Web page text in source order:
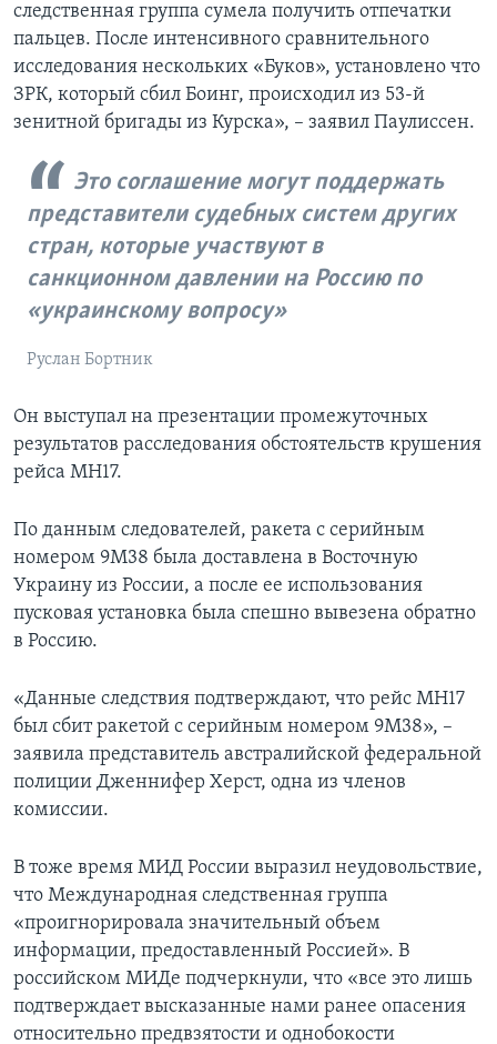
следственная группа сумела получить отпечатки
пальцев. После интенсивного сравнительного
исследования нескольких «Буков», установлено что
ЗРК, который сбил Боинг, происходил из 53-й
зенитной бригады из Курска», – заявил Паулиссен.
Это соглашение могут поддержать
представители судебных систем других
стран, которые участвуют в
санкционном давлении на Россию по
«украинскому вопросу»
Руслан Бортник
Он выступал на презентации промежуточных
результатов расследования обстоятельств крушения
рейса MH17.
По данным следователей, ракета с серийным
номером 9М38 была доставлена в Восточную
Украину из России, а после ее использования
пусковая установка была спешно вывезена обратно
в Россию.
«Данные следствия подтверждают, что рейс МН17
был сбит ракетой с серийным номером 9М38», –
заявила представитель австралийской федеральной
полиции Дженнифер Херст, одна из членов
комиссии.
В тоже время МИД России выразил неудовольствие,
что Международная следственная группа
«проигнорировала значительный объем
информации, предоставленный Россией». В
российском МИДе подчеркнули, что «все это лишь
подтверждает высказанные нами ранее опасения
относительно предвзятости и однобокости